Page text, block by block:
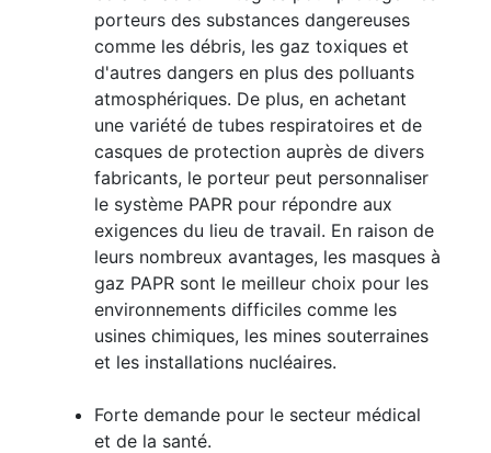
porteurs des substances dangereuses
comme les débris, les gaz toxiques et
d'autres dangers en plus des polluants
atmosphériques. De plus, en achetant
une variété de tubes respiratoires et de
casques de protection auprès de divers
fabricants, le porteur peut personnaliser
le système PAPR pour répondre aux
exigences du lieu de travail. En raison de
leurs nombreux avantages, les masques à
gaz PAPR sont le meilleur choix pour les
environnements difficiles comme les
usines chimiques, les mines souterraines
et les installations nucléaires.
Forte demande pour le secteur médical
et de la santé.